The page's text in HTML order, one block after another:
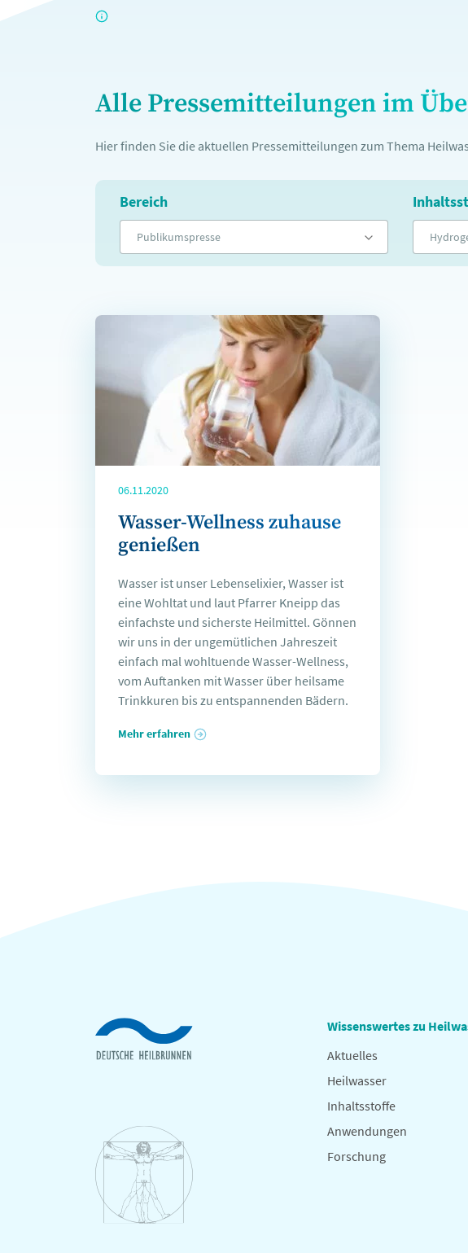
Alle Pressemitteilungen im
Hier finden Sie die aktuellen Pressemitteilungen zum Thema
Bereich
Publikumspresse
06.11.2020
Wasser-Wellness zuhause
genießen
Wasser ist unser Lebenselixier, Wasser ist
eine Wohltat und laut Pfarrer Kneipp das
einfachste und sicherste Heilmittel. Gönnen
wir uns in der ungemütlichen Jahreszeit
einfach mal wohltuende Wasser-Wellness,
vom Auftanken mit Wasser über heilsame
Trinkkuren bis zu entspannenden Bädern.
Mehr erfahren
Wissenswertes zu
Aktuelles
Heilwasser
Inhaltsstoffe
Anwendungen
Forschung